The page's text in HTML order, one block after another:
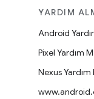
YARDIM
Android
Pixel Yardım
Nexus